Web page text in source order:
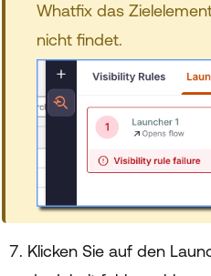
Whatfix das
nicht findet.
Klicken Sie auf den